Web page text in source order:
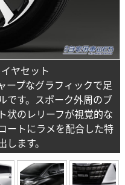
ヤセット
ープなグラフィックで足
です。スポーク外周のブ
状のレリーフが視覚的な
ートにラメを配合した特
ます。